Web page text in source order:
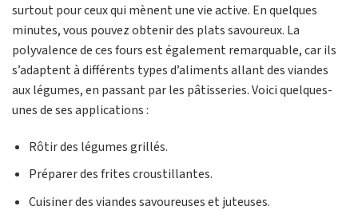
surtout pour ceux qui mènent une vie active. En quelques
minutes, vous pouvez obtenir des plats savoureux. La
polyvalence de ces fours est également remarquable, car ils
s’adaptent à différents types d’aliments allant des viandes
aux légumes, en passant par les pâtisseries. Voici quelques-
unes de ses applications :
Rôtir des légumes grillés.
Préparer des frites croustillantes.
Cuisiner des viandes savoureuses et juteuses.